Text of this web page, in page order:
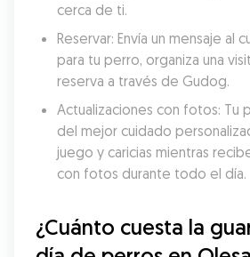
cerca de ti.
Reservar: Envía un mensaje al
para tu perro, organiza una
reserva a través de Gudog.
Actualizaciones con fotos: Tu
del mejor cuidado
juego y caricias mientras
con fotos durante todo el día.
¿Cuánto cuesta la